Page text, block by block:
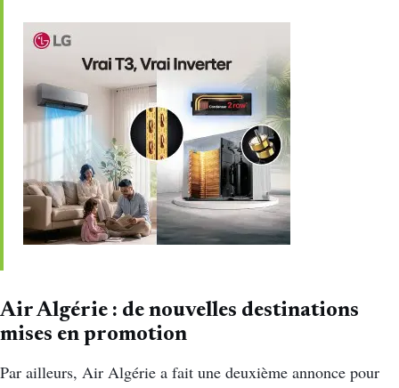
Air Algérie : de nouvelles destinations
mises en promotion
Par ailleurs, Air Algérie a fait une deuxième annonce pour